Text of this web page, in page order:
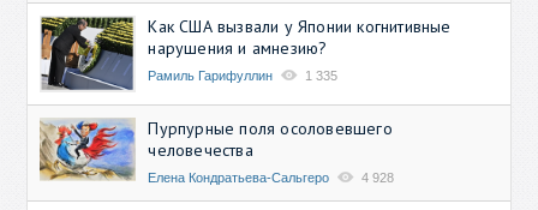
Как США вызвали у Японии когнитивные
нарушения и амнезию?
Рамиль Гарифуллин 1 335
Пурпурные поля осоловевшего
человечества
Елена Кондратьева-Сальгеро 4 928